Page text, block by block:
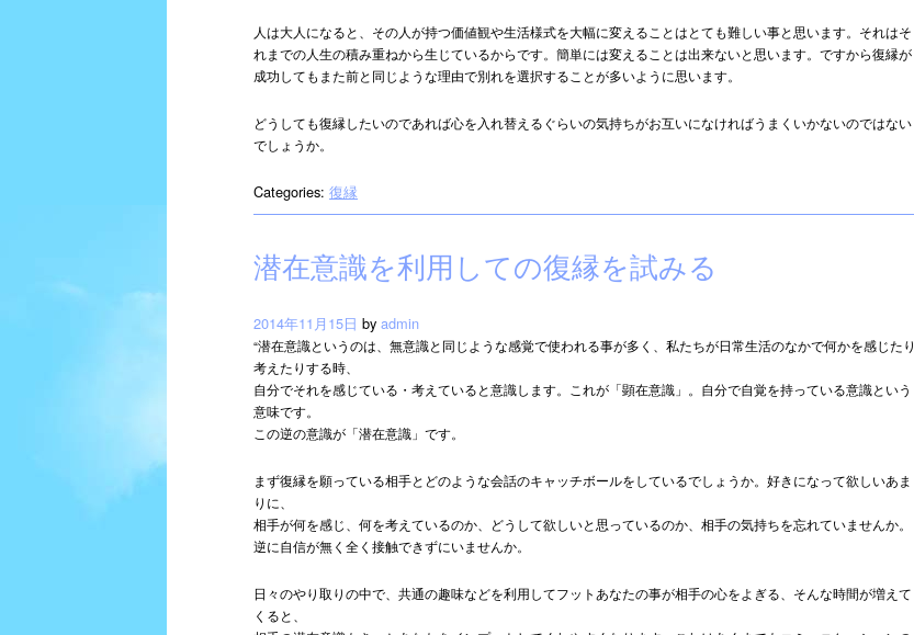
人は大人になると、その人が持つ価値観や生活様式を大幅に変えることはとても難しい事と思います。それはそ
れまでの人生の積み重ねから生じているからです。簡単には変えることは出来ないと思います。ですから復縁が
成功してもまた前と同じような理由で別れを選択することが多いように思います。
どうしても復縁したいのであれば心を入れ替えるぐらいの気持ちがお互いになければうまくいかないのではない
でしょうか。
Categories:復縁
潜在意識を利用しての復縁を試みる
2014年11月15日 byadmin
“潜在意識というのは、無意識と同じような感覚で使われる事が多く、私たちが日常生活のなかで何かを感じたり
考えたりする時、
自分でそれを感じている・考えていると意識します。これが「顕在意識」。自分で自覚を持っている意識という
意味です。
この逆の意識が「潜在意識」です。
まず復縁を願っている相手とどのような会話のキャッチボールをしているでしょうか。好きになって欲しいあま
りに、
相手が何を感じ、何を考えているのか、どうして欲しいと思っているのか、相手の気持ちを忘れていませんか。
逆に自信が無く全く接触できずにいませんか。
日々のやり取りの中で、共通の趣味などを利用してフットあなたの事が相手の心をよぎる、そんな時間が増えて
くると、